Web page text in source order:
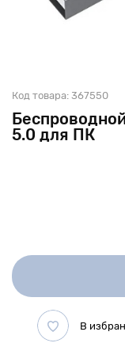
5.0 для ПК
Код товара: 367550